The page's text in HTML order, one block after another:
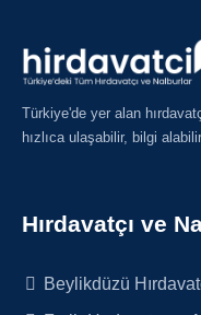
Türkiye'de yer alan
hızlıca ulaşabilir, bilgi
Hırdavatçı ve
Beylikdüzü